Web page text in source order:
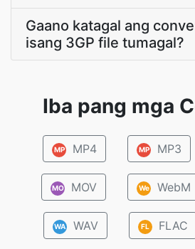
Gaano katagal ang
isang 3GP file tumagal?
Iba pang mga
MP MP4 MP MP3
MO MOV We WebM
WA WAV FL FLAC